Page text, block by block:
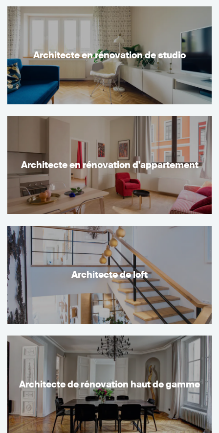
Architecte en rénovation de studio
Architecte en rénovation d'appartement
Architecte de loft
Architecte de rénovation haut de gamme